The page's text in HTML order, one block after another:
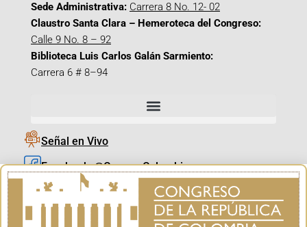
Sede Administrativa: Carrera 8 No. 12- 02
Claustro Santa Clara – Hemeroteca del Congreso:
Calle 9 No. 8 – 92
Biblioteca Luis Carlos Galán Sarmiento:
Carrera 6 # 8–94
Señal en Vivo
Facebook_@CamaraColombia
Instagram_@CamaraColombia
X_@CamaraColombia